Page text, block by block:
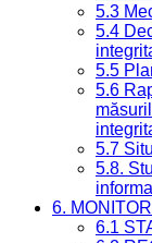
5.3
5.4
5.5
5.6
5.7
5.8.
6.
6.1